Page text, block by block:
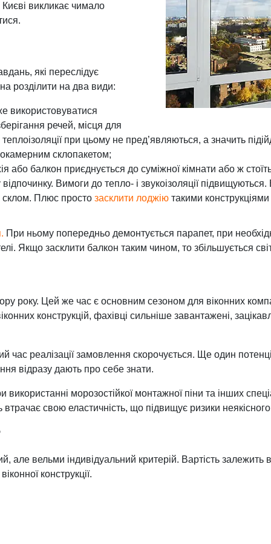
викликає чимало
які переслідує
розділити на два види:
використовуватися
речей, місця для
при цьому не пред’являються, а значить
склопакетом;
або балкон приєднується до суміжної кімнати або ж
Вимоги до тепло- і звукоізоляції
склом. Плюс просто засклити лоджію такими
При ньому попередньо демонтується парапет, при
Якщо засклити балкон таким чином, то збільшується
року. Цей же час є основним сезоном для віконних
конструкцій, фахівці сильніше завантажені,
час реалізації замовлення скорочується. Ще один
відразу дають про себе знати.
морозостійкої монтажної піни та інших
свою еластичність, що підвищує ризики
але вельми індивідуальний критерій. Вартість залежить
конструкції.